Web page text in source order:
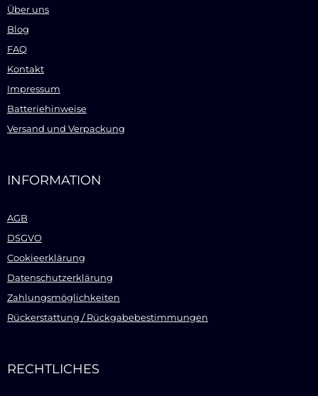
Über uns
Blog
FAQ
Kontakt
Impressum
Batteriehinweise
Versand und Verpackung
INFORMATION
AGB
DSGVO
Cookieerklärung
Datenschutzerklärung
Zahlungsmöglichkeiten
Rückerstattung / Rückgabebestimmungen
RECHTLICHES